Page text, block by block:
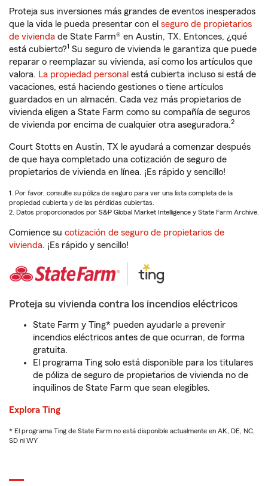
Proteja sus inversiones más grandes de eventos inesperados
que la vida le pueda presentar con el seguro de propietarios
de vivienda de State Farm® en Austin, TX. Entonces, ¿qué
está cubierto?1 Su seguro de vivienda le garantiza que puede
reparar o reemplazar su vivienda, así como los artículos que
valora. La propiedad personal está cubierta incluso si está de
vacaciones, está haciendo gestiones o tiene artículos
guardados en un almacén. Cada vez más propietarios de
vivienda eligen a State Farm como su compañía de seguros
de vivienda por encima de cualquier otra aseguradora.2
Court Stotts en Austin, TX le ayudará a comenzar después
de que haya completado una cotización de seguro de
propietarios de vivienda en línea. ¡Es rápido y sencillo!
1. Por favor, consulte su póliza de seguro para ver una lista completa de la
propiedad cubierta y de las pérdidas cubiertas.
2. Datos proporcionados por S&P Global Market Intelligence y State Farm Archive.
Comience su cotización de seguro de propietarios de
vivienda. ¡Es rápido y sencillo!
Proteja su vivienda contra los incendios eléctricos
State Farm y Ting* pueden ayudarle a prevenir
incendios eléctricos antes de que ocurran, de forma
gratuita.
El programa Ting solo está disponible para los titulares
de póliza de seguro de propietarios de vivienda no de
inquilinos de State Farm que sean elegibles.
Explora Ting
* El programa Ting de State Farm no está disponible actualmente en AK, DE, NC,
SD ni WY